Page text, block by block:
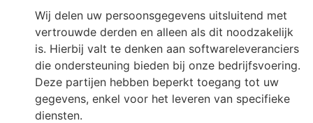
Wij delen uw persoonsgegevens uitsluitend met
vertrouwde derden en alleen als dit noodzakelijk
is. Hierbij valt te denken aan softwareleveranciers
die ondersteuning bieden bij onze bedrijfsvoering.
Deze partijen hebben beperkt toegang tot uw
gegevens, enkel voor het leveren van specifieke
diensten.